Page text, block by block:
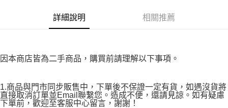
時審查核予不同之上限額度；若仍有額度不足之情形，本公司將視審查結果
請求用戶進行身份認證。
詳細說明 相關推薦
因本商店皆為二手商品，購買前請理解以下事項。
1.商品與門市同步販售中，下單後不保證一定有貨，如遇沒貨將
直接取消訂單並Email聯繫您。造成不便，還請見諒。如有疑慮
下單前，歡迎至客服中心留言，謝謝！